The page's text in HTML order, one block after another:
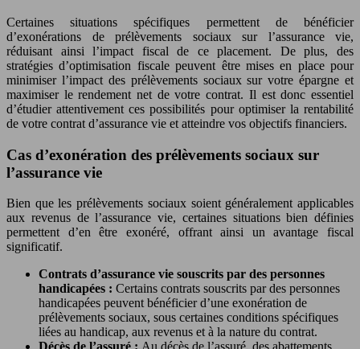
Certaines situations spécifiques permettent de bénéficier
d’exonérations de prélèvements sociaux sur l’assurance vie,
réduisant ainsi l’impact fiscal de ce placement. De plus, des
stratégies d’optimisation fiscale peuvent être mises en place pour
minimiser l’impact des prélèvements sociaux sur votre épargne et
maximiser le rendement net de votre contrat. Il est donc essentiel
d’étudier attentivement ces possibilités pour optimiser la rentabilité
de votre contrat d’assurance vie et atteindre vos objectifs financiers.
Cas d’exonération des prélèvements sociaux sur
l’assurance vie
Bien que les prélèvements sociaux soient généralement applicables
aux revenus de l’assurance vie, certaines situations bien définies
permettent d’en être exonéré, offrant ainsi un avantage fiscal
significatif.
Contrats d’assurance vie souscrits par des personnes
handicapées : Certains contrats souscrits par des personnes
handicapées peuvent bénéficier d’une exonération de
prélèvements sociaux, sous certaines conditions spécifiques
liées au handicap, aux revenus et à la nature du contrat.